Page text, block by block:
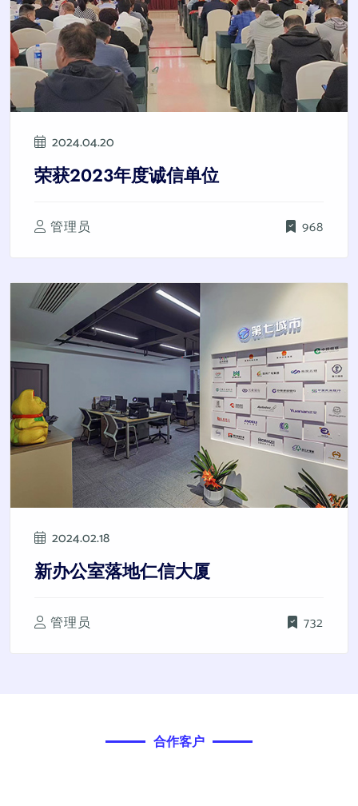
2024.04.20
荣获2023年度诚信单位
管理员 968
2024.02.18
新办公室落地仁信大厦
管理员 732
合作客户